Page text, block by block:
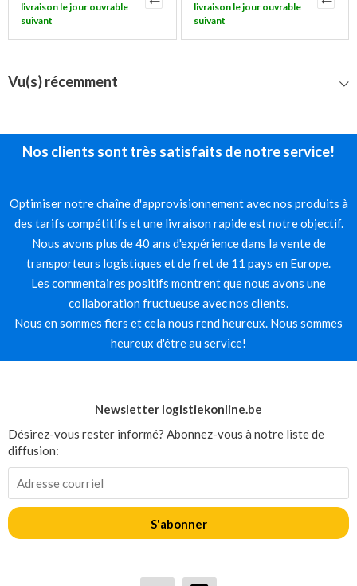
livraison le jour ouvrable
suivant
livraison le jour ouvrable
suivant
Vu(s) récemment
Nos clients sont très satisfaits de notre service!
Optimiser notre chaîne d'approvisionnement avec nos produits à
des tarifs compétitifs et une livraison rapide est notre objectif.
Nous avons plus de 40 ans d'expérience dans la vente de
transporteurs logistiques et de fret de 11 pays en Europe.
Les commentaires positifs montrent que nous avons une
collaboration fructueuse avec nos clients.
Nous en sommes fiers et cela nous rend heureux. Nous sommes
heureux d'être au service!
Newsletter logistiekonline.be
Désirez-vous rester informé? Abonnez-vous à notre liste de
diffusion:
S'abonner